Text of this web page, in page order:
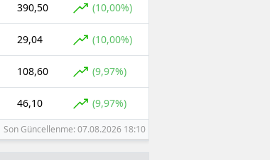
390,50 (10,00%)
29,04 (10,00%)
108,60 (9,97%)
46,10 (9,97%)
Son Güncellenme: 07.08.2026 18:10